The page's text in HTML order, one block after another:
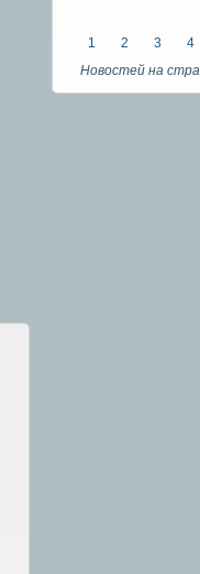
1 2 3 4
Новостей на